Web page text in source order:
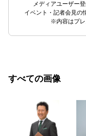
メディアユーザー
イベント・記者会見の
※内容はプレ
すべての画像